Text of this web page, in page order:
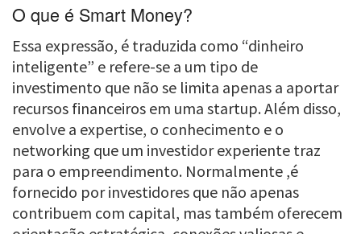
O que é Smart Money?
Essa expressão, é traduzida como “dinheiro
inteligente” e refere-se a um tipo de
investimento que não se limita apenas a aportar
recursos financeiros em uma startup. Além disso,
envolve a expertise, o conhecimento e o
networking que um investidor experiente traz
para o empreendimento. Normalmente ,é
fornecido por investidores que não apenas
contribuem com capital, mas também oferecem